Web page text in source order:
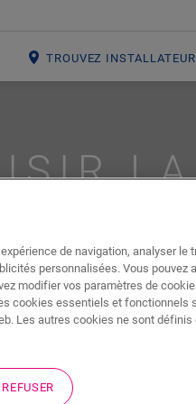
TROUVEZ INSTALLATEUR
de navigation, analyser le
personnalisées. Vous pouvez
modifier vos paramètres de
cookies essentiels et fonctionnels
Les autres cookies ne sont définis